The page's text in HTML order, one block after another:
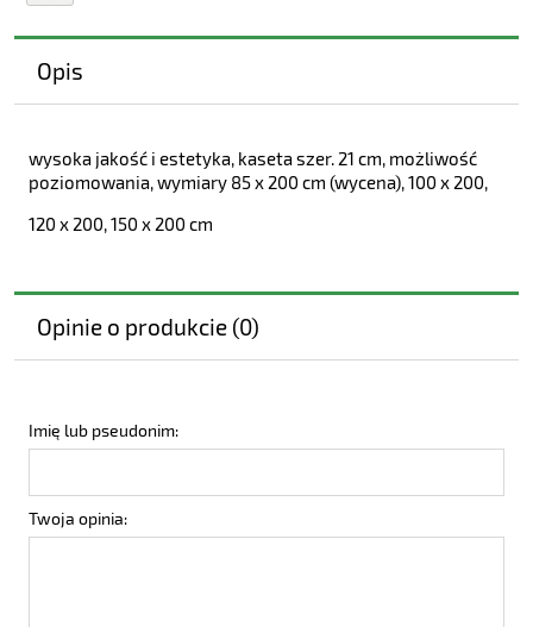
Opis
wysoka jakość i estetyka, kaseta szer. 21 cm, możliwość
poziomowania, wymiary 85 x 200 cm (wycena), 100 x 200,
120 x 200, 150 x 200 cm
Opinie o produkcie (0)
Imię lub pseudonim:
Twoja opinia: